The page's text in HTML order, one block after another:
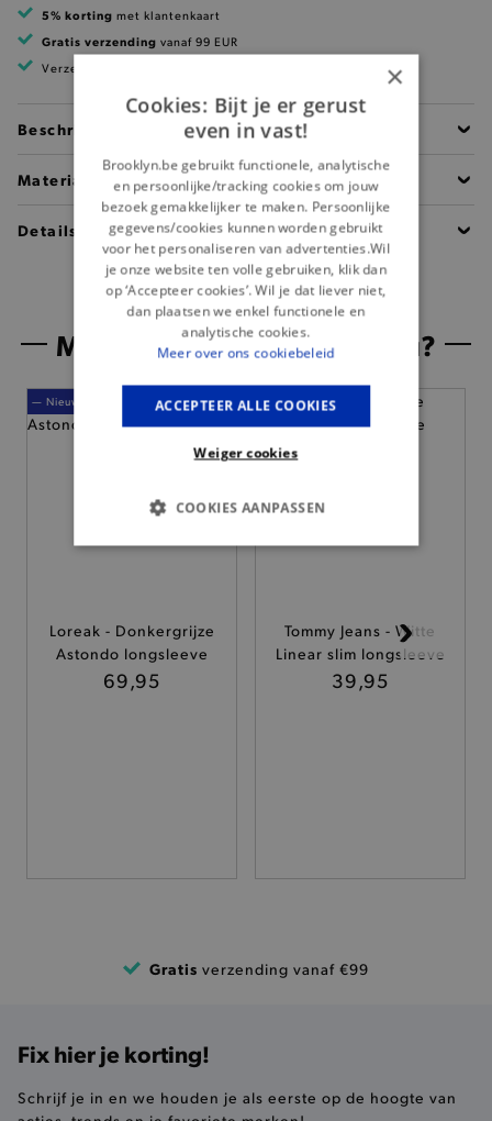
5% korting met klantenkaart
Gratis verzending vanaf 99 EUR
Verzending binnen 1 à 2 werkdagen
Beschrijving
Materiaal
Details
Misschien is dit iets voor jou?
— Nieuw
Loreak - Donkergrijze
Astondo longsleeve
69,95
Tommy Jeans - Witte
Linear slim longsleeve
39,95
Gratis verzending vanaf €99
Fix hier je korting!
Schrijf je in en we houden je als eerste op de hoogte van
×
Cookies: Bijt je er gerust
even in vast!
Brooklyn.be gebruikt functionele, analytische
en persoonlijke/tracking cookies om jouw
bezoek gemakkelijker te maken. Persoonlijke
gegevens/cookies kunnen worden gebruikt
voor het personaliseren van advertenties.Wil
je onze website ten volle gebruiken, klik dan
op ‘Accepteer cookies’. Wil je dat liever niet,
dan plaatsen we enkel functionele en
analytische cookies.
Meer over ons cookiebeleid
ACCEPTEER ALLE COOKIES
Weiger cookies
COOKIES AANPASSEN
BASIS COOKIES
TARGETING
De strikt noodzakelijke cookies verbeteren jouw
niet jouw identiteit.